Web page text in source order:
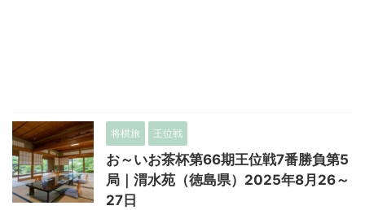
将棋旅 王位戦
お～いお茶杯第66期王位戦7番勝負第5
局｜渭水苑（徳島県）2025年8月26～
27日